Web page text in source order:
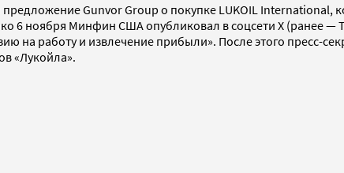
предложение Gunvor Group о покупке LUKOIL
6 ноября Минфин США опубликовал в соцсети X (ранее —
на работу и извлечение прибыли». После этого пресс-
«Лукойла».